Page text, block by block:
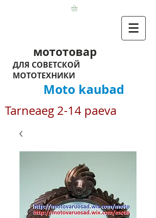
мототовар
ДЛЯ СОВЕТСКОЙ
МОТОТЕХНИКИ
Moto kaubad
Tarneaeg 2-14 paeva